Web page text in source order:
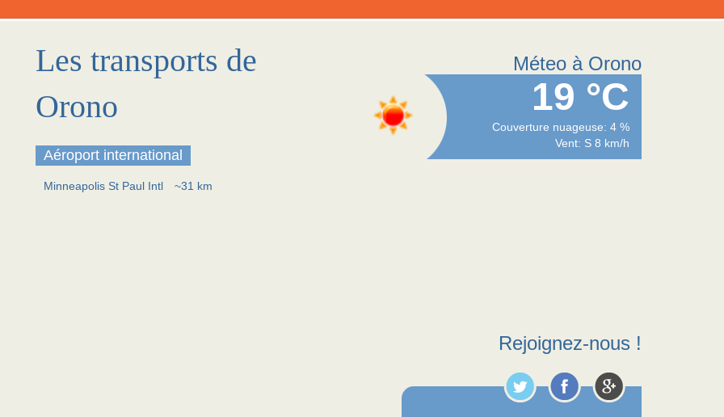
Les transports de
Orono
Aéroport international
Minneapolis St Paul Intl ~31 km
Méteo à Orono
19 °C
Couverture nuageuse: 4 %
Vent: S 8 km/h
Rejoignez-nous !